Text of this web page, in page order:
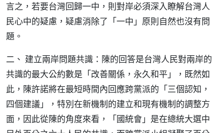
言之，若要台灣回歸一中，則對岸必須深入瞭解台灣人
民心中的疑慮，疑慮消除了「一中」原則自然也沒有問
題。
二、 建立兩岸問題共識：陳的回答是台灣人民對兩岸的
共識的最大公約數是「改善關係，永久和平」，既然如
此，陳許諾將在最短時間內回應跨黨派的「三個認知，
四個建議」，特別在新機制的建立和現有機制的調整方
面，因此從陳的角度來看，「國統會」是在總統大選中